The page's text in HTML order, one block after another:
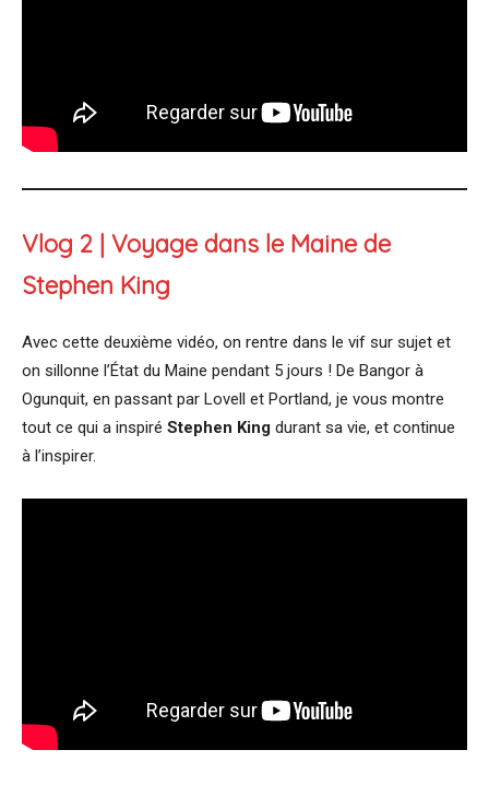
Vlog 2 | Voyage dans le Maine de
Stephen King
Avec cette deuxième vidéo, on rentre dans le vif sur sujet et
on sillonne l’État du Maine pendant 5 jours ! De Bangor à
Ogunquit, en passant par Lovell et Portland, je vous montre
tout ce qui a inspiré Stephen King durant sa vie, et continue
à l’inspirer.